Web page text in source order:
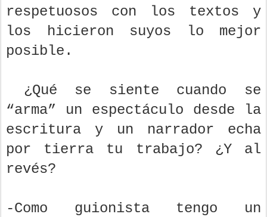
respetuosos con los textos y
los hicieron suyos lo mejor
posible.
¿Qué se siente cuando se
“arma” un espectáculo desde la
escritura y un narrador echa
por tierra tu trabajo? ¿Y al
revés?
-Como guionista tengo un